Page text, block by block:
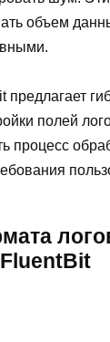
объем
полей
процесс